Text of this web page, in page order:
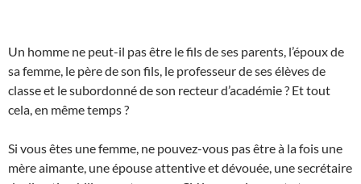
Un homme ne peut-il pas être le fils de ses parents, l’époux de
sa femme, le père de son fils, le professeur de ses élèves de
classe et le subordonné de son recteur d’académie ? Et tout
cela, en même temps ?
Si vous êtes une femme, ne pouvez-vous pas être à la fois une
mère aimante, une épouse attentive et dévouée, une secrétaire